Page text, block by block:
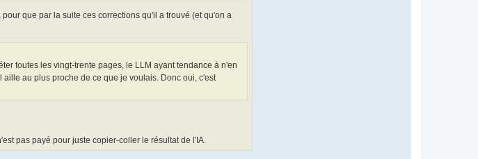
que par la suite ces corrections qu'il a trouvé (et qu'on a
toutes les vingt-trente pages, le LLM ayant tendance à n'en
au plus proche de ce que je voulais. Donc oui, c'est
pas payé pour juste copier-coller le résultat de l'IA.